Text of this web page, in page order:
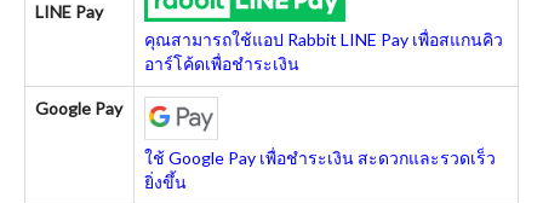
LINE Pay
คุณสามารถใช้แอป Rabbit LINE Pay เพื่อสแกนคิว
อาร์โค้ดเพื่อชำระเงิน
Google Pay
ใช้ Google Pay เพื่อชำระเงิน สะดวกและรวดเร็ว
ยิ่งขึ้น